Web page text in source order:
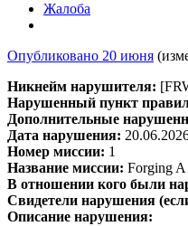
Жалоба
Опубликовано 20 июня
Никнейм нарушителя:
Нарушенный пункт
Дополнительные
Дата нарушения:
Номер миссии: 1
Название миссии: Forging A
В отношении кого были
Свидетели нарушения
Описание нарушения: